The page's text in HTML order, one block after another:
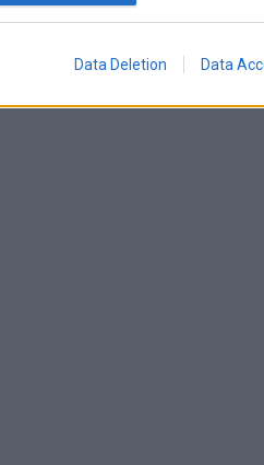
Data Deletion Data